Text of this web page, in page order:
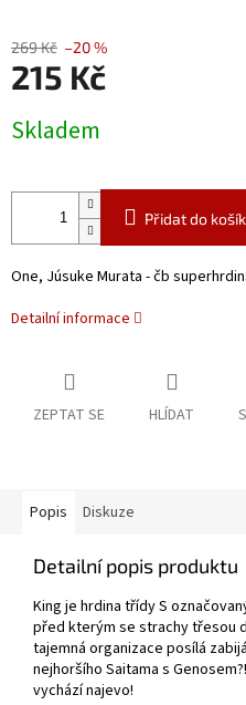
269 Kč –20 %
215 Kč
cena:
Skladem
Přidat do
One, Júsuke Murata - čb
Detailní informace
ZEPTAT SE HLÍDAT
Popis Diskuze
Detailní popis produktu
King je hrdina třídy S
před kterým se strachy třesou
tajemná organizace posílá
nejhoršího Saitama s
vychází najevo!